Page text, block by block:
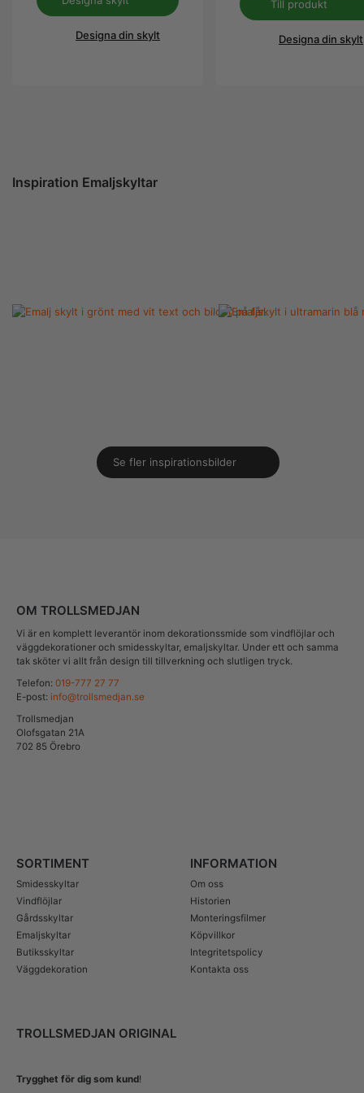
Designa din skylt
Till produkt
Designa din skylt
Inspiration Emaljskyltar
Se fler inspirationsbilder
OM TROLLSMEDJAN
Vi är en komplett leverantör inom dekorationssmide som vindflöjlar och
väggdekorationer och smidesskyltar, emaljskyltar. Under ett och samma
tak sköter vi allt från design till tillverkning och slutligen tryck.
Telefon: 019-777 27 77
E-post: info@trollsmedjan.se
Trollsmedjan
Olofsgatan 21A
702 85 Örebro
SORTIMENT
Smidesskyltar
Vindflöjlar
Gårdsskyltar
Emaljskyltar
Butiksskyltar
Väggdekoration
INFORMATION
Om oss
Historien
Monteringsfilmer
Köpvillkor
Integritetspolicy
Kontakta oss
TROLLSMEDJAN ORIGINAL
Trygghet för dig som kund!